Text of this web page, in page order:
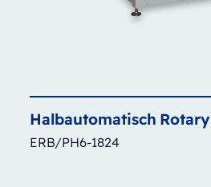
Halbautomatisch Rotary
ERB/PH6-1824